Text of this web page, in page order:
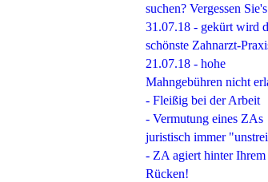
suchen? Vergessen Sie's
31.07.18 - gekürt wird
schönste Zahnarzt-
21.07.18 - hohe
Mahngebühren nicht
- Fleißig bei der Arbeit
- Vermutung eines ZAs
juristisch immer
- ZA agiert hinter Ihrem
Rücken!